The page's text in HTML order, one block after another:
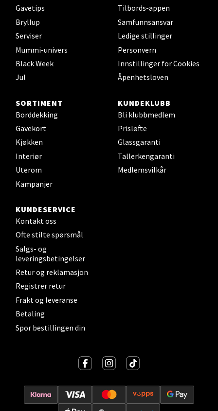
Gavetips
Bryllup
Serviser
Mummi-univers
Black Week
Jul
Tilbords-appen
Samfunnsansvar
Ledige stillinger
Personvern
Innstillinger for Cookies
Åpenhetsloven
SORTIMENT
Borddekking
Gavekort
Kjøkken
Interiør
Uterom
Kampanjer
KUNDEKLUBB
Bli klubbmedlem
Prisløfte
Glassgaranti
Tallerkengaranti
Medlemsvilkår
KUNDESERVICE
Kontakt oss
Ofte stilte spørsmål
Salgs- og
leveringsbetingelser
Retur og reklamasjon
Registrer retur
Frakt og leveranse
Betaling
Spor bestillingen din
0 i butikk
Senter Madla
Madlakrossen nr 9, 4042 Stavanger
Levanger - Magneten
Moafjæra 14, 7606 Levanger
Åpent i dag 10-20
0 i butikk
Skarvøyveien 55, 4517 Mandal
Åpent i dag 10-20